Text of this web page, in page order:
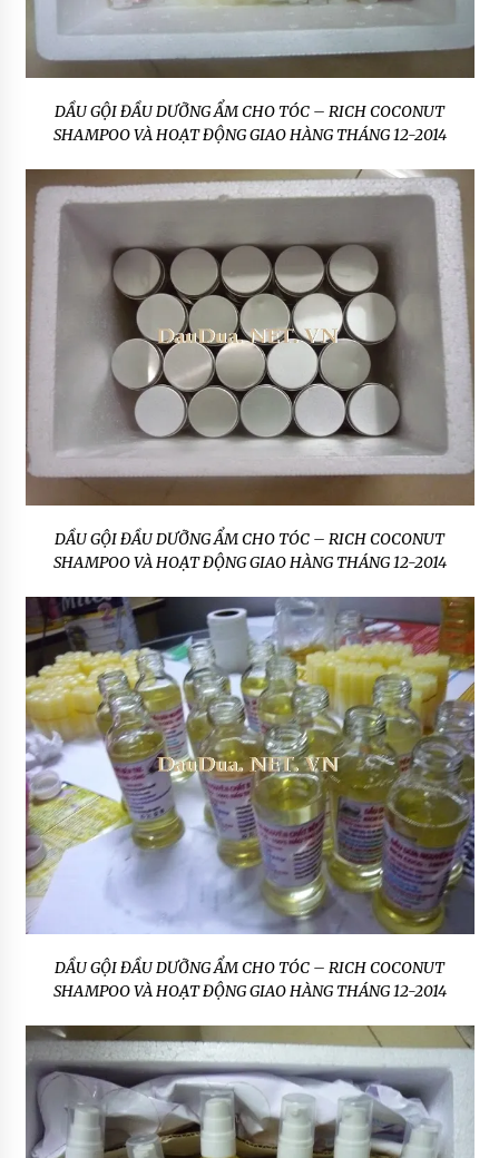
DẦU GỘI ĐẦU DƯỠNG ẨM CHO TÓC – RICH COCONUT
SHAMPOO VÀ HOẠT ĐỘNG GIAO HÀNG THÁNG 12-2014
DẦU GỘI ĐẦU DƯỠNG ẨM CHO TÓC – RICH COCONUT
SHAMPOO VÀ HOẠT ĐỘNG GIAO HÀNG THÁNG 12-2014
DẦU GỘI ĐẦU DƯỠNG ẨM CHO TÓC – RICH COCONUT
SHAMPOO VÀ HOẠT ĐỘNG GIAO HÀNG THÁNG 12-2014